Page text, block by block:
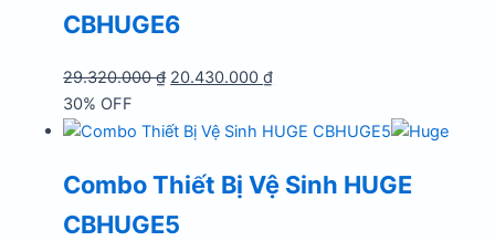
CBHUGE6
29.320.000₫ Giá
là:
20.430.000₫Giá
tại
20.430.000 ₫.
30% OFF
Combo Thiết Bị Vệ Sinh HUGE
CBHUGE5